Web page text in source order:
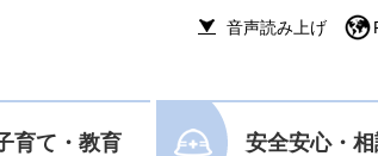
音声読み上げ
育て・教育 安全安心・